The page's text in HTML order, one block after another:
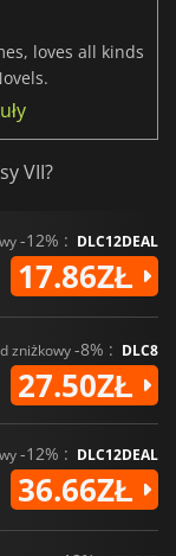
loves all kinds
VII?
-12% : DLC12DEAL
17.86ZŁ
zniżkowy-8% : DLC8
27.50ZŁ
-12% : DLC12DEAL
36.66ZŁ